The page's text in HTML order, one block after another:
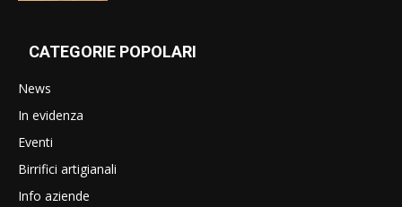
CATEGORIE POPOLARI
News
In evidenza
Eventi
Birrifici artigianali
Info aziende